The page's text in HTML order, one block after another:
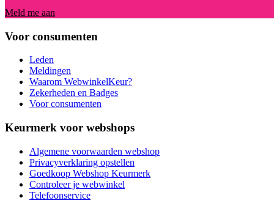
Meld me aan
Voor consumenten
Leden
Meldingen
Waarom WebwinkelKeur?
Zekerheden en Badges
Voor consumenten
Keurmerk voor webshops
Algemene voorwaarden webshop
Privacyverklaring opstellen
Goedkoop Webshop Keurmerk
Controleer je webwinkel
Telefoonservice